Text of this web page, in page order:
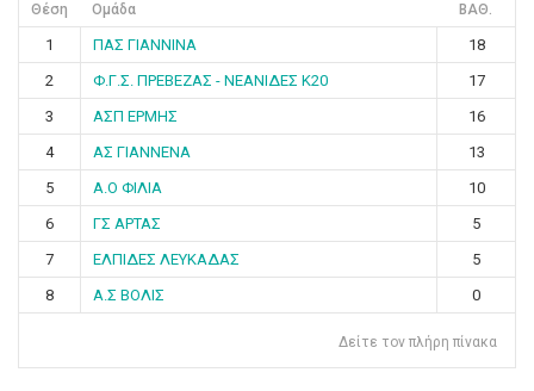
Θέση Ομάδα ΒΑΘ.
1 ΠΑΣ ΓΙΑΝΝΙΝΑ
18
2
Φ.Γ.Σ. ΠΡΕΒΕΖΑΣ - ΝΕΑΝΙΔΕΣ Κ20
17
3
ΑΣΠ ΕΡΜΗΣ
16
4
ΑΣ ΓΙΑΝΝΕΝΑ
13
5
Α.Ο ΦΙΛΙΑ
10
6
ΓΣ ΑΡΤΑΣ
5
7
ΕΛΠΙΔΕΣ ΛΕΥΚΑΔΑΣ
5
8
Α.Σ ΒΟΛΙΣ 0
Δείτε τον πλήρη πίνακα